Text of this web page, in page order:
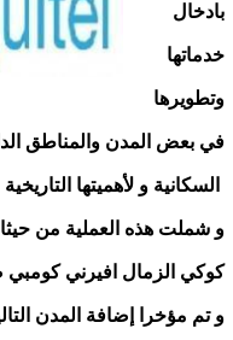
بادخال
خدماتها
وتطويرها
في بعض المدن والمناطق
السكانية و لأهميتها التاريخية
و شملت هذه العملية من
كوكي الزمال افيرني كومبي
و تم مؤخرا إضافة المدن